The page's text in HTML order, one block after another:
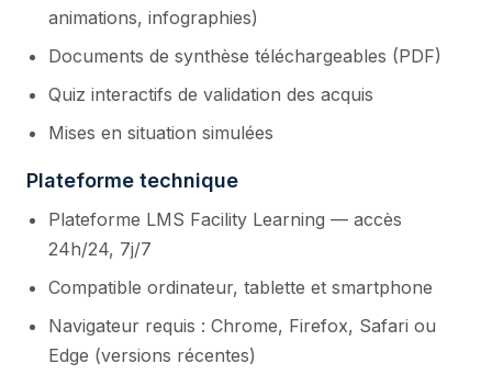
animations, infographies)
Documents de synthèse téléchargeables (PDF)
Quiz interactifs de validation des acquis
Mises en situation simulées
Plateforme technique
Plateforme LMS Facility Learning — accès
24h/24, 7j/7
Compatible ordinateur, tablette et smartphone
Navigateur requis : Chrome, Firefox, Safari ou
Edge (versions récentes)